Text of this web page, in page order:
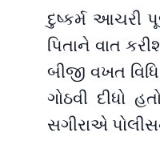
દુષ્કર્મ આચરી
પિતાને વાત
બીજી વખત
ગોઠવી દીધો
સગીરાએ